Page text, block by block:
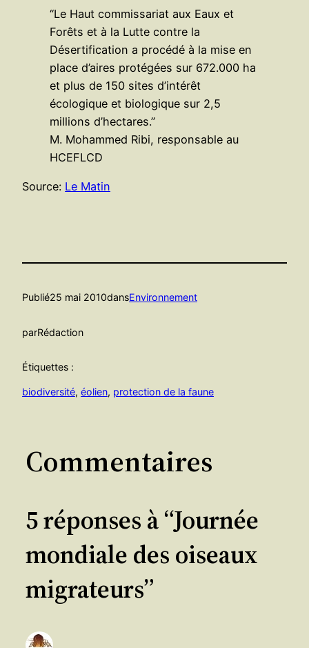
“Le Haut commissariat aux Eaux et
Forêts et à la Lutte contre la
Désertification a procédé à la mise en
place d’aires protégées sur 672.000 ha
et plus de 150 sites d’intérêt
écologique et biologique sur 2,5
millions d’hectares.”
M. Mohammed Ribi, responsable au
HCEFLCD
Source: Le Matin
Publié25 mai 2010dansEnvironnement
parRédaction
Étiquettes :
biodiversité, éolien, protection de la faune
Commentaires
5 réponses à “Journée
mondiale des oiseaux
migrateurs”